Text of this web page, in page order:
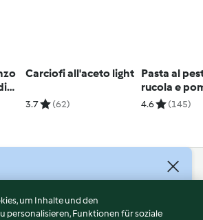
Carciofi all'aceto light
3.7 (62)
Pasta al
rucola e
secchi
4.6 (145)
um Inhalte und den
personalisieren, Funktionen für soziale